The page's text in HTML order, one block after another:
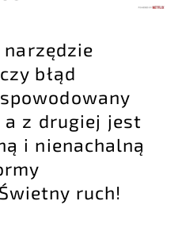
błąd
a z drugiej jest
i nienachalną
ruch!